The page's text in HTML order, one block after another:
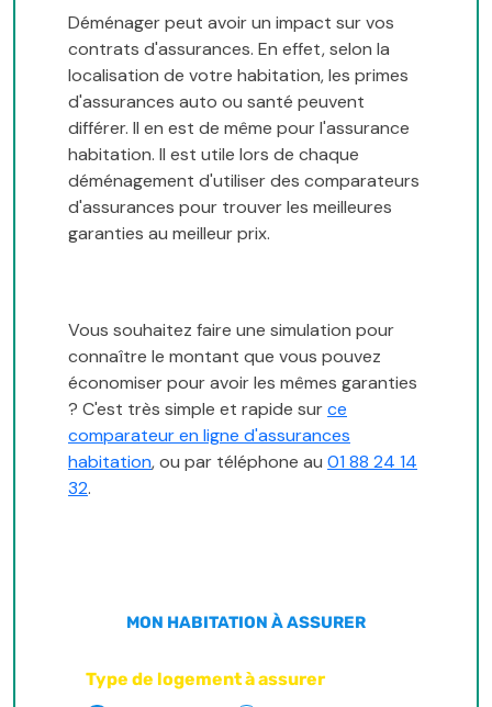
Déménager peut avoir un impact sur vos
contrats d'assurances. En effet, selon la
localisation de votre habitation, les primes
d'assurances auto ou santé peuvent
différer. Il en est de même pour l'assurance
habitation. Il est utile lors de chaque
déménagement d'utiliser des comparateurs
d'assurances pour trouver les meilleures
garanties au meilleur prix.
Vous souhaitez faire une simulation pour
connaître le montant que vous pouvez
économiser pour avoir les mêmes garanties
? C'est très simple et rapide surce
comparateur en ligne d'assurances
habitation, ou par téléphone au 01 88 24 14
32.